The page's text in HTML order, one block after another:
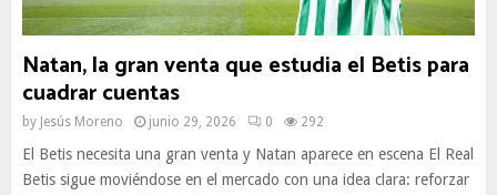
Natan, la gran venta que estudia el Betis para
cuadrar cuentas
by Jesús Moreno junio 29, 2026 0 292
El Betis necesita una gran venta y Natan aparece en escena El Real
Betis sigue moviéndose en el mercado con una idea clara: reforzar